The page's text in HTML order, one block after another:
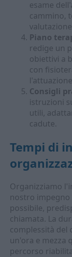
esame
cammino,
Piano
redige un
obiettivi a
con
Consigli
istruzioni
utili,
cadute.
Tempi di
Organizziamo
nostro
possibile,
chiamata. La
complessità del
un'ora e mezza
percorso